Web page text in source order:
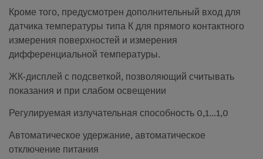
Кроме того, предусмотрен дополнительный вход для
датчика температуры типа К для прямого контактного
измерения поверхностей и измерения
дифференциальной температуры.
ЖК-дисплей с подсветкой, позволяющий считывать
показания и при слабом освещении
Регулируемая излучательная способность 0,1...1,0
Автоматическое удержание, автоматическое
отключение питания